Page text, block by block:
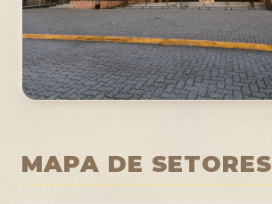
MAPA DE SETORES